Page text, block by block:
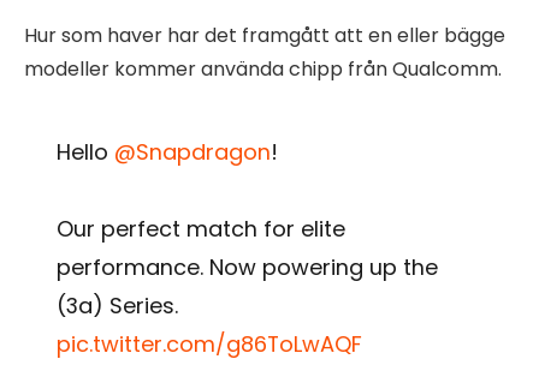
Hur som haver har det framgått att en eller bägge
modeller kommer använda chipp från Qualcomm.
Hello @Snapdragon!
Our perfect match for elite
performance. Now powering up the
(3a) Series.
pic.twitter.com/g86ToLwAQF